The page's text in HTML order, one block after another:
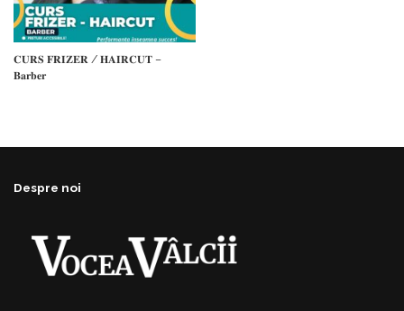
𝐂𝐔𝐑𝐒 𝐅𝐑𝐈𝐙𝐄𝐑 / 𝐇𝐀𝐈𝐑𝐂𝐔𝐓 –
𝐁𝐚𝐫𝐛𝐞𝐫
Despre noi